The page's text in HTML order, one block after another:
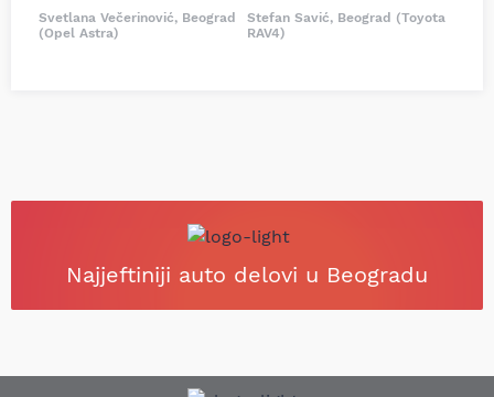
Svetlana Večerinović, Beograd
(Opel Astra)
Stefan Savić, Beograd (Toyota
RAV4)
Najjeftiniji auto delovi u Beogradu